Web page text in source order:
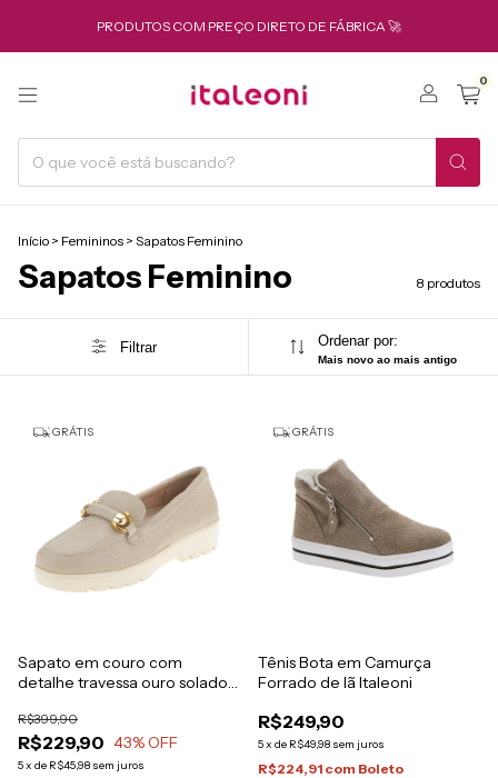
PRODUTOS COM PREÇO DIRETO DE FÁBRICA 🚀
0
Início > Femininos > Sapatos Feminino
Sapatos Feminino 8 produtos
Filtrar Ordenar por:
Mais novo ao mais antigo
GRÁTIS
Sapato em couro com
detalhe travessa ouro solado
R$229,90
R$399,90
43% OFF
5x de R$45,98 sem juros
GRÁTIS
Tênis Bota em Camurça
Forrado de lã Italeoni
R$249,90
5x de R$49,98 sem juros
R$224,91 com Boleto